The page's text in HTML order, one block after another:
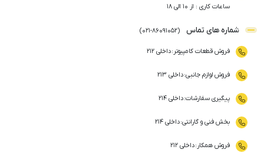
ساعات کاری : از ۱۰ الی ۱۸
شماره های تماس (
021-86091052
)
فروش قطعات کامپیوتر :داخلی ۲۱۲
فروش لوازم جانبی:داخلی ۲۱۳
پیگیری سفارشات:داخلی ۲۱۴
بخش فنی و گارانتی:داخلی ۲۱۴
فروش همکار :داخلی ۲۱۲